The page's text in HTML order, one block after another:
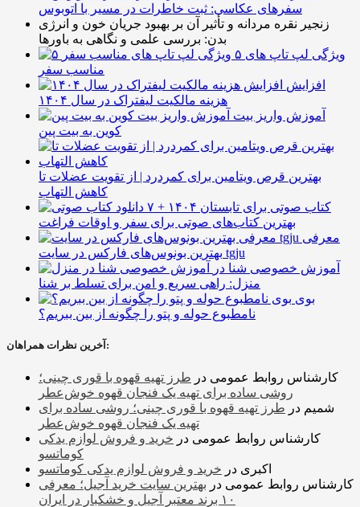
سفرهای عکاسی: ثبت خاطرات در مسیر با اتوبوس
زنجیر نقره مردانه و تأثیر آن بر بهبود جریان خون و انرژی
بدن: بررسی علمی و نگاهی به باورها
۵ ویژگی لپ تاپ های
مناسب سفر
افزایش
هزینه مالکیت لیفتراک در سال ۱۴۰۴
آموزش واریز بیت
کوین به بیت پین
بهترین قرص ویتامین برای کمردرد | از تقویت عضلات تا
کاهش التهاب
۷ کتاب صوتی برای تابستان ۱۴۰۴ +
بهترین کتاب‌های صوتی برای سفر و اوقات فراغت
معرفی
بهترین بونوس‌های فارکس در سایت tgju
آموزش خصوصی شنا در
منزل: راهی سریع و امن برای تسلط بر شنا
بوی
نامطبوع حوله و پتو را چگونه از بین ببریم؟
آخرین نظرات همراهان:
کارشناس روابط عمومی در طرز تهیه قهوه با قوری چینی؛
روشی ساده برای تهیه یک فنجان قهوه خوش‌عطر
شمیم در طرز تهیه قهوه با قوری چینی؛ روشی ساده برای
تهیه یک فنجان قهوه خوش‌عطر
کارشناس روابط عمومی در خرید و فروش لوازم یدکی
کوماتسو
اکبری در خرید و فروش لوازم یدکی کوماتسو
کارشناس روابط عمومی در بهترین سایت خرید آجیل؛ معرفی
۱۰ برند معتبر آجیل و خشکبار در ایران